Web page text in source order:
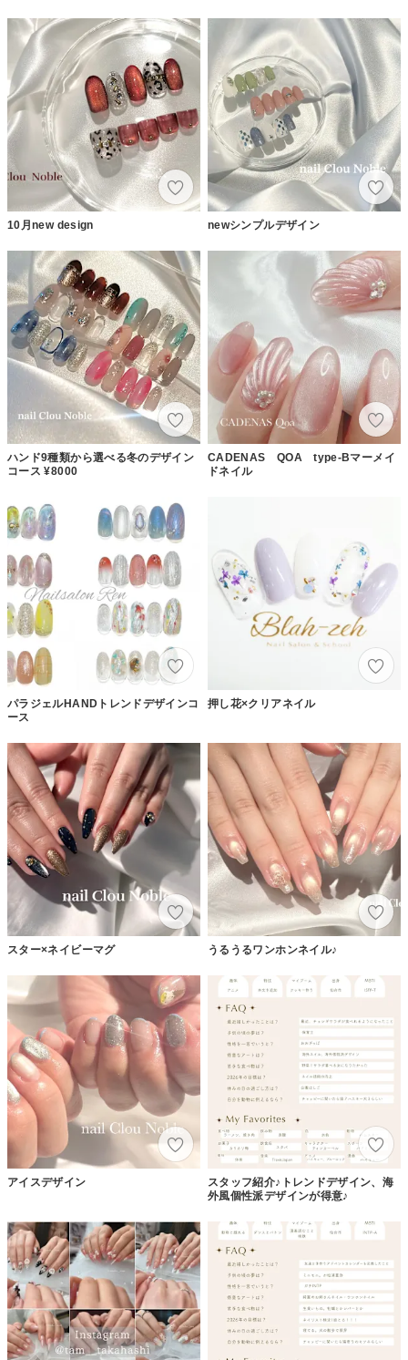
10月new design newシンプルデザイン
ハンド9種類から選べる冬のデザイン
コース ¥8000
CADENAS QOA type-Bマーメイ
ドネイル
パラジェルHANDトレンドデザインコ
ース
押し花×クリアネイル
スター×ネイビーマグ うるうるワンホンネイル♪
アイスデザイン
スタッフ紹介♪トレンドデザイン、海
外風個性派デザインが得意♪